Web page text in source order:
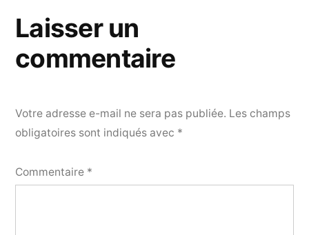
Laisser un
commentaire
Votre adresse e-mail ne sera pas publiée. Les champs
obligatoires sont indiqués avec *
Commentaire *